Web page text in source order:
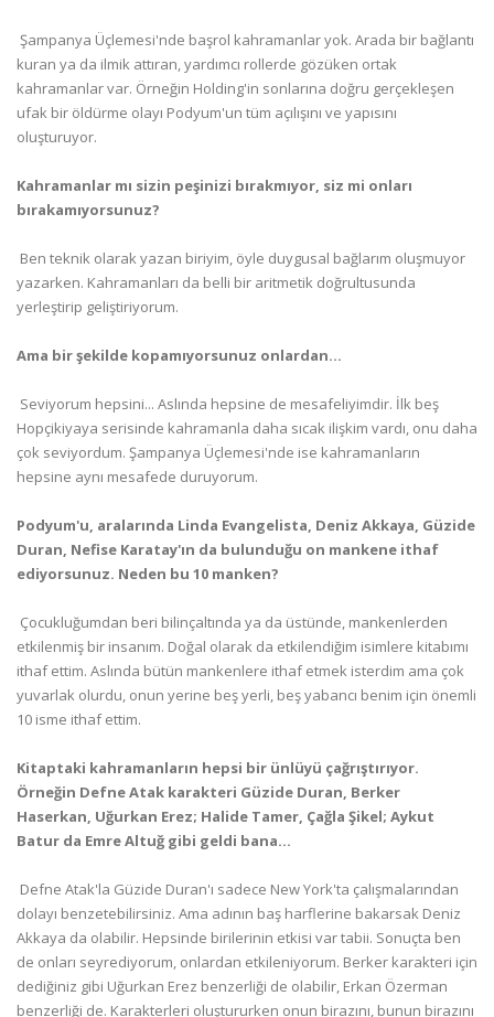
 Şampanya Üçlemesi'nde başrol kahramanlar yok. Arada bir bağlantı
kuran ya da ilmik attıran, yardımcı rollerde gözüken ortak
kahramanlar var. Örneğin Holding'in sonlarına doğru gerçekleşen
ufak bir öldürme olayı Podyum'un tüm açılışını ve yapısını
oluşturuyor.
Kahramanlar mı sizin peşinizi bırakmıyor, siz mi onları
bırakamıyorsunuz?
 Ben teknik olarak yazan biriyim, öyle duygusal bağlarım oluşmuyor
yazarken. Kahramanları da belli bir aritmetik doğrultusunda
yerleştirip geliştiriyorum.
Ama bir şekilde kopamıyorsunuz onlardan...
 Seviyorum hepsini... Aslında hepsine de mesafeliyimdir. İlk beş
Hopçikiyaya serisinde kahramanla daha sıcak ilişkim vardı, onu daha
çok seviyordum. Şampanya Üçlemesi'nde ise kahramanların
hepsine aynı mesafede duruyorum.
Podyum'u, aralarında Linda Evangelista, Deniz Akkaya, Güzide
Duran, Nefise Karatay'ın da bulunduğu on mankene ithaf
ediyorsunuz. Neden bu 10 manken?
 Çocukluğumdan beri bilinçaltında ya da üstünde, mankenlerden
etkilenmiş bir insanım. Doğal olarak da etkilendiğim isimlere kitabımı
ithaf ettim. Aslında bütün mankenlere ithaf etmek isterdim ama çok
yuvarlak olurdu, onun yerine beş yerli, beş yabancı benim için önemli
10 isme ithaf ettim.
Kitaptaki kahramanların hepsi bir ünlüyü çağrıştırıyor.
Örneğin Defne Atak karakteri Güzide Duran, Berker
Haserkan, Uğurkan Erez; Halide Tamer, Çağla Şikel; Aykut
Batur da Emre Altuğ gibi geldi bana...
 Defne Atak'la Güzide Duran'ı sadece New York'ta çalışmalarından
dolayı benzetebilirsiniz. Ama adının baş harflerine bakarsak Deniz
Akkaya da olabilir. Hepsinde birilerinin etkisi var tabii. Sonuçta ben
de onları seyrediyorum, onlardan etkileniyorum. Berker karakteri için
dediğiniz gibi Uğurkan Erez benzerliği de olabilir, Erkan Özerman
benzerliği de. Karakterleri oluştururken onun birazını, bunun birazını